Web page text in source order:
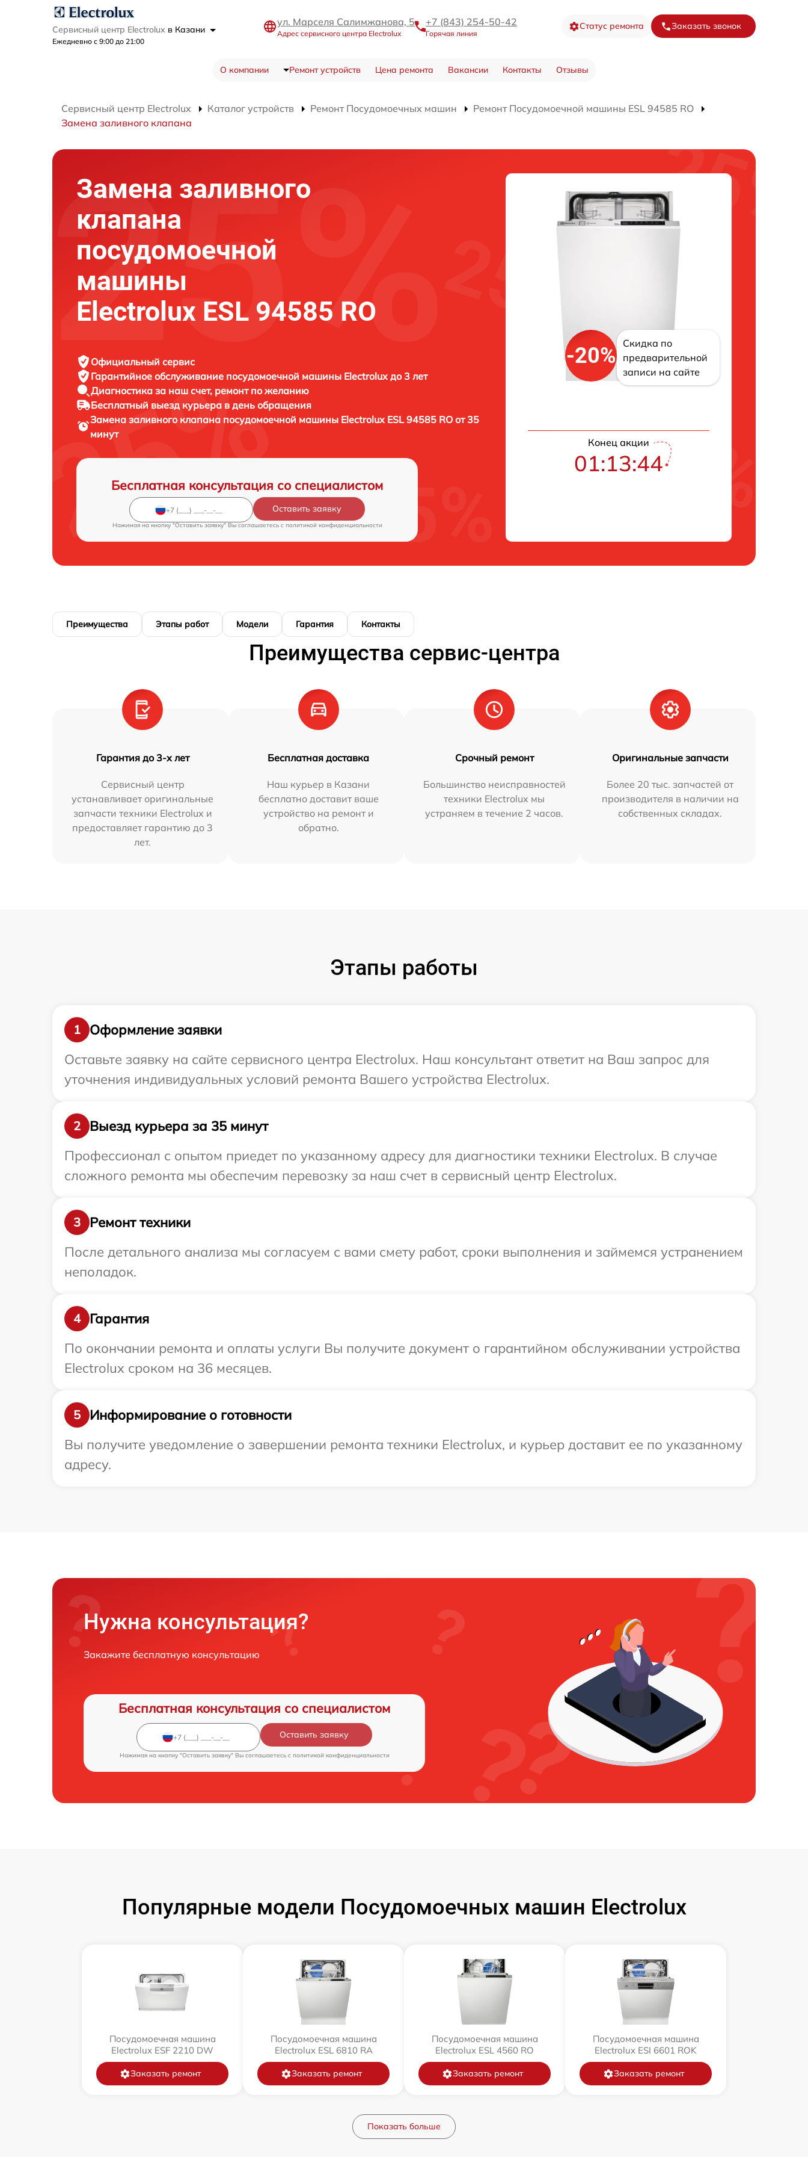
Сервисный центр Electrolux в Казани
Ежедневно с 9:00 до 21:00
ул. Марселя Салимжанова, 5
Адрес сервисного центра Electrolux
+7 (843) 254-50-42
Горячая линия
Статус ремонта Заказать звонок
О компании Ремонт устройств Цена ремонта Вакансии Контакты Отзывы
Сервисный центр Electrolux Каталог устройств Ремонт Посудомоечных машин
Ремонт Посудомоечной машины ESL 94585 RO
Замена заливного клапана
Замена заливного
клапана
посудомоечной
машины
Electrolux ESL 94585 RO
Официальный сервис
Гарантийное обслуживание посудомоечной машины Electrolux до 3 лет
Диагностика за наш счет, ремонт по желанию
Бесплатный выезд курьера в день обращения
Замена заливного клапана посудомоечной машины Electrolux ESL 94585 RO от 35
минут
Бесплатная консультация со специалистом
Оставить заявку
Нажимая на кнопку "Оставить заявку" Вы соглашаетесь c политикой конфиденциальности
-20%
Скидка по
предварительной
записи на сайте
Конец акции
01:13:43
Преимущества Этапы работ Модели Гарантия Контакты
Преимущества сервис-центра
Гарантия до 3-х лет
Сервисный центр
устанавливает оригинальные
запчасти техники Electrolux и
предоставляет гарантию до 3
лет.
Бесплатная доставка
Наш курьер в Казани
бесплатно доставит ваше
устройство на ремонт и
обратно.
Срочный ремонт
Большинство неисправностей
техники Electrolux мы
устраняем в течение 2 часов.
Оригинальные запчасти
Более 20 тыс. запчастей от
производителя в наличии на
собственных складах.
Этапы работы
1
Оформление заявки
Оставьте заявку на сайте сервисного центра Electrolux. Наш консультант ответит на Ваш запрос для
уточнения индивидуальных условий ремонта Вашего устройства Electrolux.
2
Выезд курьера за 35 минут
Профессионал с опытом приедет по указанному адресу для диагностики техники Electrolux. В случае
сложного ремонта мы обеспечим перевозку за наш счет в сервисный центр Electrolux.
3
Ремонт техники
После детального анализа мы согласуем с вами смету работ, сроки выполнения и займемся устранением
неполадок.
4
Гарантия
По окончании ремонта и оплаты услуги Вы получите документ о гарантийном обслуживании устройства
Electrolux сроком на 36 месяцев.
5
Информирование о готовности
Вы получите уведомление о завершении ремонта техники Electrolux, и курьер доставит ее по указанному
адресу.
Нужна консультация?
Закажите бесплатную консультацию
Бесплатная консультация со специалистом
Оставить заявку
Нажимая на кнопку "Оставить заявку" Вы соглашаетесь c политикой конфиденциальности
Популярные модели Посудомоечных машин Electrolux
Посудомоечная машина
Electrolux ESF 2210 DW
Заказать ремонт
Посудомоечная машина
Electrolux ESL 6810 RA
Заказать ремонт
Посудомоечная машина
Electrolux ESL 4560 RO
Заказать ремонт
Посудомоечная машина
Electrolux ESI 6601 ROK
Заказать ремонт
Показать больше